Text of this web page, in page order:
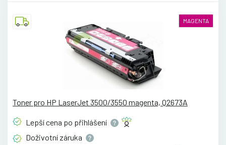
MAGENTA
Toner pro HP LaserJet 3500/3550 magenta, Q2673A
Lepší cena po přihlášení
Doživotní záruka